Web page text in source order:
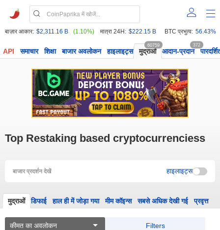
बाज़ार आकार: $2,311.16 B (1.10%) मात्रा 24H: $222.15 B BTC प्रभुत्व: 56.43%
API समाचार शिक्षा बाजार अवलोकन हाइलाइट्स मुद्राओं
60759
आदान-प्रदान
372
Top Restaking based cryptocurrenciess
बाजार प्रदर्शन देखें हाइलाइट्स
मुद्राओं डिफाई हाल ही में जोड़ा गया मीम कॉइन्स सबसे अधिक देखी गई प्रवृत्त
कीमत का अवलोकन Filters